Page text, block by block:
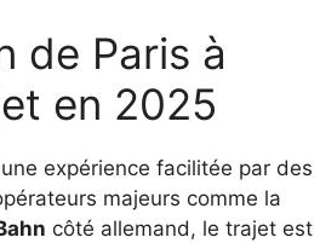
de Paris à
en 2025
expérience facilitée par des
majeurs comme la
côté allemand, le trajet est